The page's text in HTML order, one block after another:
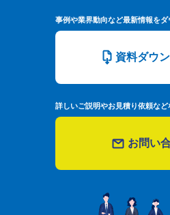
事例や業界動向など最新情報を
資料ダウ
詳しいご説明やお見積り依頼な
お問い